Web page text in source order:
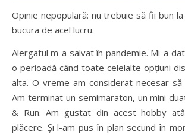
Opinie nepopulară: nu trebuie să fii bun
bucura de acel lucru.
Alergatul m-a salvat în pandemie. Mi-a
o perioadă când toate celelalte opțiuni
alta. O vreme am considerat necesar să
Am terminat un semimaraton, un mini
& Run. Am gustat din acest hobby
plăcere. Și l-am pus în plan secund în